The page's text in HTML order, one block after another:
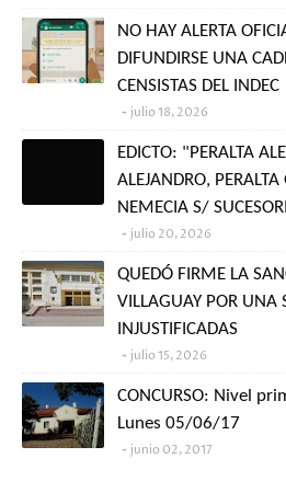
NO HAY ALERTA
DIFUNDIRSE UNA
CENSISTAS DEL INDEC
julio 18, 2026
EDICTO: "PERALTA
ALEJANDRO,
NEMECIA S/
julio 20, 2026
QUEDÓ FIRME LA
VILLAGUAY POR UNA
INJUSTIFICADAS
julio 15, 2026
CONCURSO: Nivel
Lunes 05/06/17
junio 02, 2017